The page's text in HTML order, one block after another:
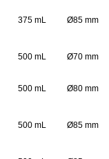
375 mL Ø85 mm
500 mL Ø70 mm
500 mL Ø80 mm
500 mL Ø85 mm